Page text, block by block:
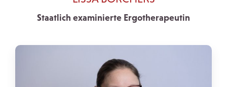
Staatlich examinierte Ergotherapeutin